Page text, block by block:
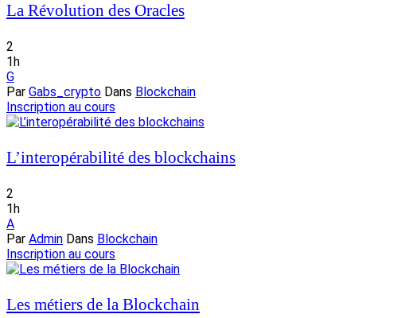
La Révolution des Oracles
2
1h
G
Par Gabs_crypto Dans Blockchain
Inscription au cours
L’interopérabilité des blockchains
2
1h
A
Par Admin Dans Blockchain
Inscription au cours
Les métiers de la Blockchain